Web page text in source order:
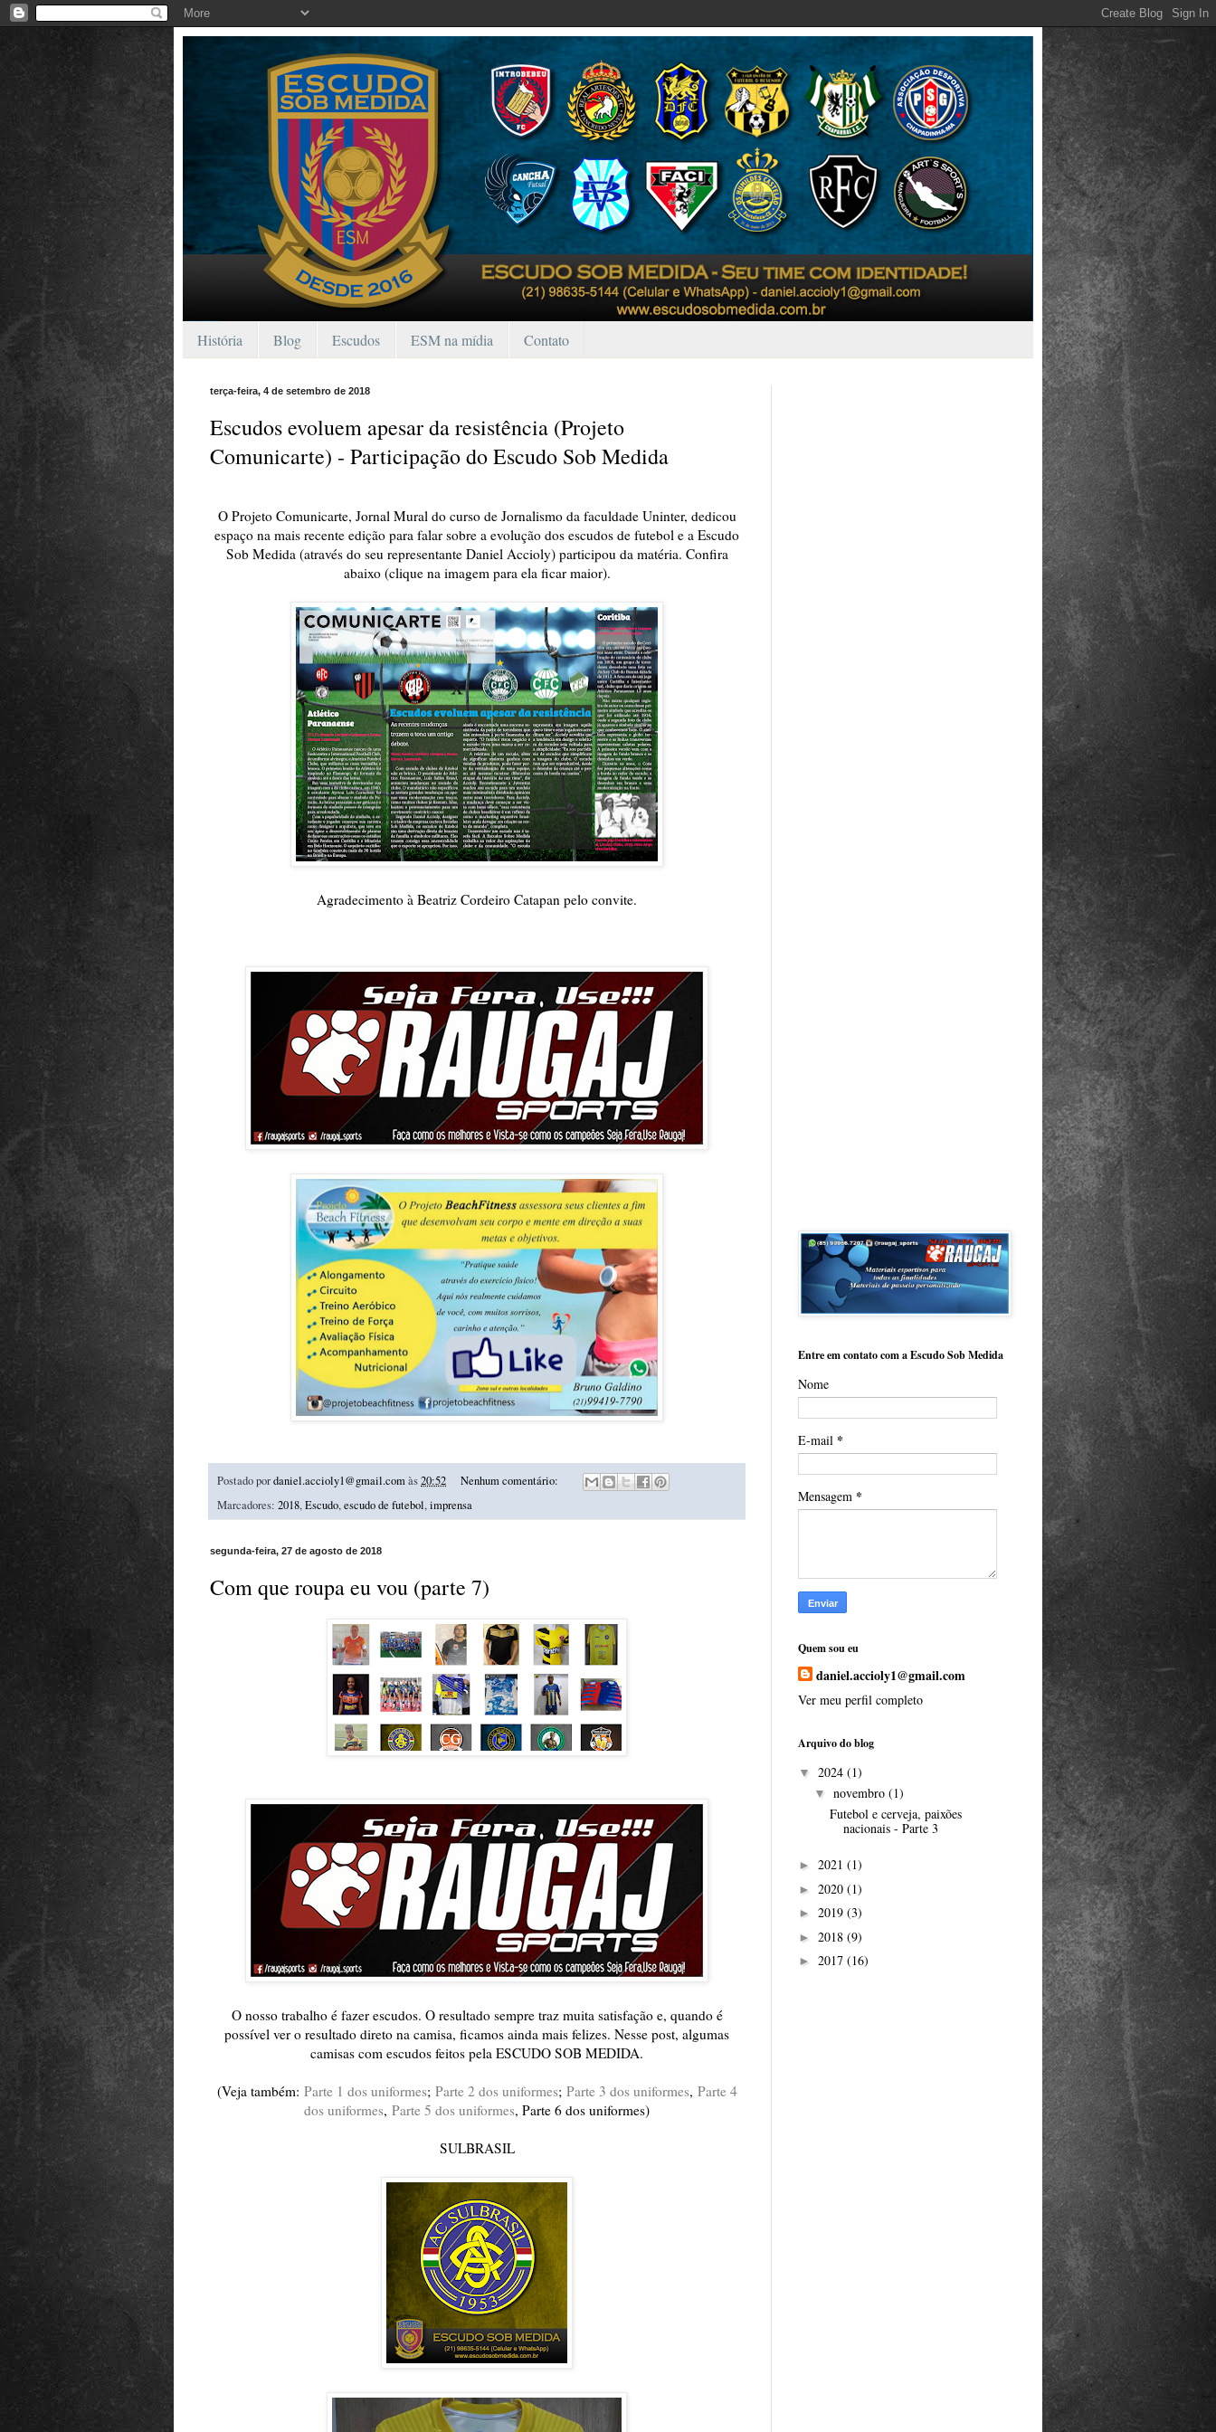
História Blog Escudos ESM na mídia Contato
terça-feira, 4 de setembro de 2018
Escudos evoluem apesar da resistência (Projeto
Comunicarte) - Participação do Escudo Sob Medida
O Projeto Comunicarte, Jornal Mural do curso de Jornalismo da faculdade Uninter, dedicou
espaço na mais recente edição para falar sobre a evolução dos escudos de futebol e a Escudo
Sob Medida (através do seu representante Daniel Accioly) participou da matéria. Confira
abaixo (clique na imagem para ela ficar maior).
Agradecimento à Beatriz Cordeiro Catapan pelo convite.
Postado pordaniel.accioly1@gmail.comàs20:52
Nenhum comentário:
Marcadores: 2018,Escudo,escudo de futebol,imprensa
segunda-feira, 27 de agosto de 2018
Com que roupa eu vou (parte 7)
O nosso trabalho é fazer escudos. O resultado sempre traz muita satisfação e, quando é
possível ver o resultado direto na camisa, ficamos ainda mais felizes. Nesse post, algumas
camisas com escudos feitos pela ESCUDO SOB MEDIDA.
(Veja também: Parte 1 dos uniformes; Parte 2 dos uniformes; Parte 3 dos uniformes, Parte 4
dos uniformes, Parte 5 dos uniformes, Parte 6 dos uniformes)
SULBRASIL
Entre em contato com a Escudo Sob Medida
Nome
E-mail *
Mensagem *
Quem sou eu
daniel.accioly1@gmail.com
Ver meu perfil completo
Arquivo do blog
▼ 2024 (1)
▼ novembro (1)
Futebol e cerveja, paixões
nacionais - Parte 3
► 2021 (1)
► 2020 (1)
► 2019 (3)
► 2018 (9)
► 2017 (16)